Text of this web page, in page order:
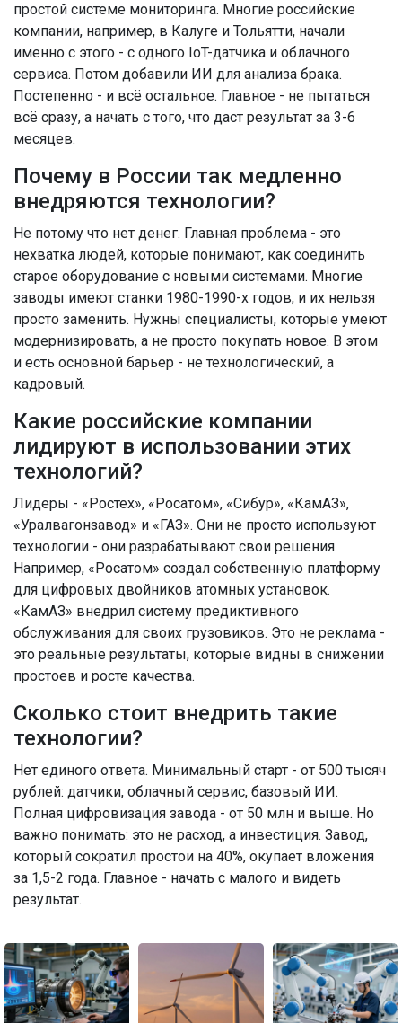
простой системе мониторинга. Многие российские
компании, например, в Калуге и Тольятти, начали
именно с этого - с одного IoT-датчика и облачного
сервиса. Потом добавили ИИ для анализа брака.
Постепенно - и всё остальное. Главное - не пытаться
всё сразу, а начать с того, что даст результат за 3-6
месяцев.
Почему в России так медленно
внедряются технологии?
Не потому что нет денег. Главная проблема - это
нехватка людей, которые понимают, как соединить
старое оборудование с новыми системами. Многие
заводы имеют станки 1980-1990-х годов, и их нельзя
просто заменить. Нужны специалисты, которые умеют
модернизировать, а не просто покупать новое. В этом
и есть основной барьер - не технологический, а
кадровый.
Какие российские компании
лидируют в использовании этих
технологий?
Лидеры - «Ростех», «Росатом», «Сибур», «КамАЗ»,
«Уралвагонзавод» и «ГАЗ». Они не просто используют
технологии - они разрабатывают свои решения.
Например, «Росатом» создал собственную платформу
для цифровых двойников атомных установок.
«КамАЗ» внедрил систему предиктивного
обслуживания для своих грузовиков. Это не реклама -
это реальные результаты, которые видны в снижении
простоев и росте качества.
Сколько стоит внедрить такие
технологии?
Нет единого ответа. Минимальный старт - от 500 тысяч
рублей: датчики, облачный сервис, базовый ИИ.
Полная цифровизация завода - от 50 млн и выше. Но
важно понимать: это не расход, а инвестиция. Завод,
который сократил простои на 40%, окупает вложения
за 1,5-2 года. Главное - начать с малого и видеть
результат.